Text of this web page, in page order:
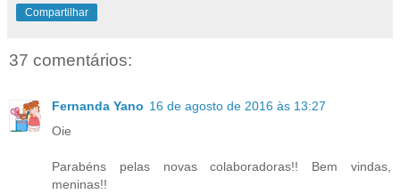
Compartilhar
37 comentários:
Fernanda Yano 16 de agosto de 2016 às 13:27
Oie
Parabéns pelas novas colaboradoras!! Bem vindas,
meninas!!